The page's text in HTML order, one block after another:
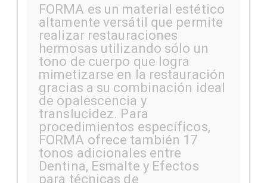
FORMA es un material estético
altamente versátil que permite
realizar restauraciones
hermosas utilizando sólo un
tono de cuerpo que logra
mimetizarse en la restauración
gracias a su combinación ideal
de opalescencia y
translucidez. Para
procedimientos específicos,
FORMA ofrece también 17
tonos adicionales entre
Dentina, Esmalte y Efectos
para técnicas de